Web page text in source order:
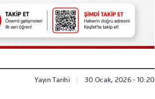
Yayın Tarihi 30 Ocak, 2026 - 10:20